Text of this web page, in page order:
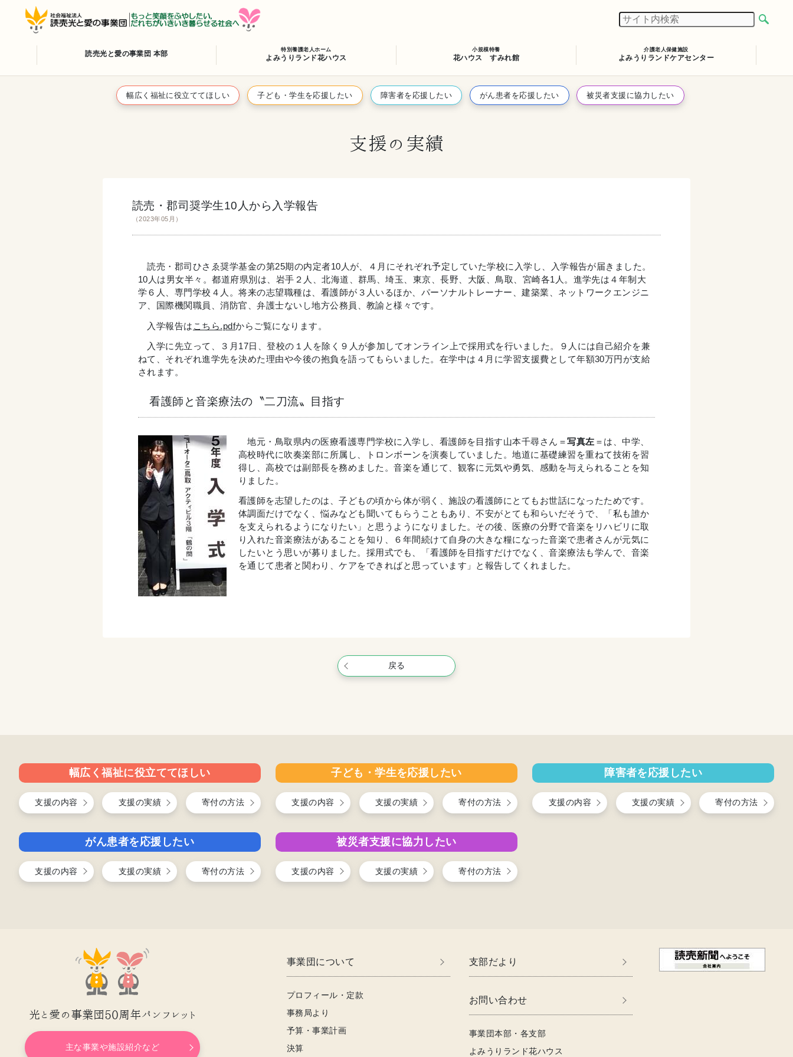
読売光と愛の事業団 本部 特別養護老人ホーム
よみうりランド花ハウス
小規模特養
花ハウス すみれ館
介護老人保健施設
よみうりランドケアセンター
幅広く福祉に役立ててほしい 子ども・学生を応援したい 障害者を応援したい がん患者を応援したい 被災者支援に協力したい
支援の実績
読売・郡司奨学生10人から入学報告
（2023年05月）
読売・郡司ひさゑ奨学基金の第25期の内定者10人が、４月にそれぞれ予定していた学校に入学し、入学報告が届きました。
10人は男女半々。都道府県別は、岩手２人、北海道、群馬、埼玉、東京、長野、大阪、鳥取、宮崎各1人。進学先は４年制大
学６人、専門学校４人。将来の志望職種は、看護師が３人いるほか、パーソナルトレーナー、建築業、ネットワークエンジニ
ア、国際機関職員、消防官、弁護士ないし地方公務員、教諭と様々です。
入学報告は こちら.pdfからご覧になります。
入学に先立って、３月17日、登校の１人を除く９人が参加してオンライン上で採用式を行いました。９人には自己紹介を兼
ねて、それぞれ進学先を決めた理由や今後の抱負を語ってもらいました。在学中は４月に学習支援費として年額30万円が支給
されます。
看護師と音楽療法の〝二刀流〟目指す
地元・鳥取県内の医療看護専門学校に入学し、看護師を目指す山本千尋さん＝写真左 ＝は、中学、
高校時代に吹奏楽部に所属し、トロンボーンを演奏していました。地道に基礎練習を重ねて技術を習
得し、高校では副部長を務めました。音楽を通じて、観客に元気や勇気、感動を与えられることを知
りました。
看護師を志望したのは、子どもの頃から体が弱く、施設の看護師にとてもお世話になったためです。
体調面だけでなく、悩みなども聞いてもらうこともあり、不安がとても和らいだそうで、「私も誰か
を支えられるようになりたい」と思うようになりました。その後、医療の分野で音楽をリハビリに取
り入れた音楽療法があることを知り、６年間続けて自身の大きな糧になった音楽で患者さんが元気に
したいとう思いが募りました。採用式でも、「看護師を目指すだけでなく、音楽療法も学んで、音楽
を通じて患者と関わり、ケアをできればと思っています」と報告してくれました。
戻る
幅広く福祉に役立ててほしい
支援の内容 支援の実績 寄付の方法
子ども・学生を応援したい
支援の内容 支援の実績 寄付の方法
障害者を応援したい
支援の内容 支援の実績 寄付の方法
がん患者を応援したい
支援の内容 支援の実績 寄付の方法
被災者支援に協力したい
支援の内容 支援の実績 寄付の方法
光と愛の事業団50周年パンフレット
主な事業や施設紹介など
事業団について
プロフィール・定款
事務局より
予算・事業計画
決算
支部だより
お問い合わせ
事業団本部・各支部
よみうりランド花ハウス